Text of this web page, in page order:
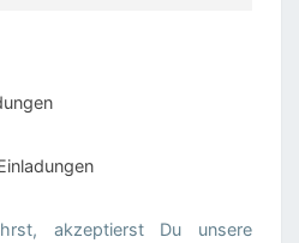
akzeptierst Du unsere